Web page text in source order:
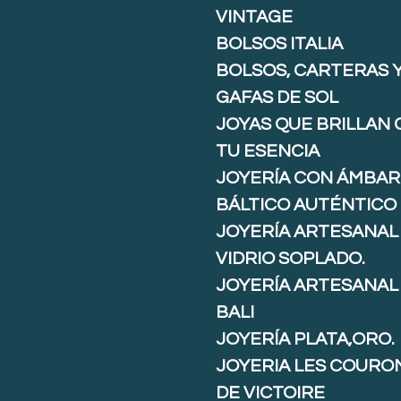
VINTAGE
BOLSOS ITALIA
BOLSOS, CARTERAS
GAFAS DE SOL
JOYAS QUE BRILLAN
TU ESENCIA
JOYERÍA CON ÁMBAR
BÁLTICO AUTÉNTICO
JOYERÍA ARTESANAL
VIDRIO SOPLADO.
JOYERÍA ARTESANAL
BALI
JOYERÍA PLATA,ORO.
JOYERIA LES
DE VICTOIRE